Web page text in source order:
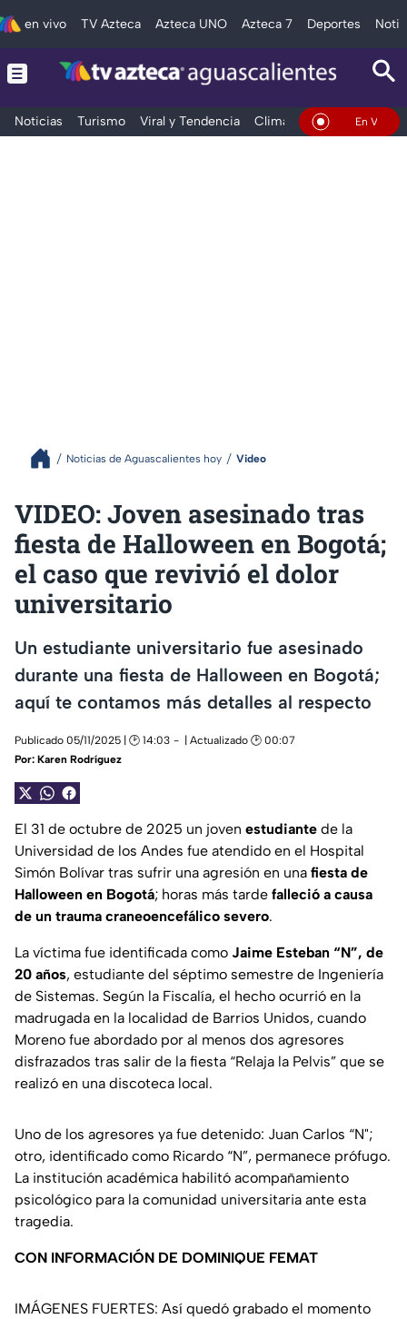
en vivo TV Azteca Azteca UNO Azteca 7 Deportes
Noticias Turismo Viral y Tendencia Clima DeportesEn Vivo
Noticias de Aguascalientes hoy Video
VIDEO: Joven asesinado tras
fiesta de Halloween en Bogotá;
el caso que revivió el dolor
universitario
Un estudiante universitario fue asesinado
durante una fiesta de Halloween en Bogotá;
aquí te contamos más detalles al respecto
Publicado 05/11/2025 | 🕑 14:03
| Actualizado 🕑 00:07
Por: Karen Rodríguez
El 31 de octubre de 2025 un joven estudiante de la
Universidad de los Andes fue atendido en el Hospital
Simón Bolívar tras sufrir una agresión en una fiesta de
Halloween en Bogotá; horas más tarde falleció a causa
de un trauma craneoencefálico severo.
La víctima fue identificada como Jaime Esteban “N”, de
20 años, estudiante del séptimo semestre de Ingeniería
de Sistemas. Según la Fiscalía, el hecho ocurrió en la
madrugada en la localidad de Barrios Unidos, cuando
Moreno fue abordado por al menos dos agresores
disfrazados tras salir de la fiesta “Relaja la Pelvis” que se
realizó en una discoteca local.
Uno de los agresores ya fue detenido: Juan Carlos “N";
otro, identificado como Ricardo “N”, permanece prófugo.
La institución académica habilitó acompañamiento
psicológico para la comunidad universitaria ante esta
tragedia.
CON INFORMACIÓN DE DOMINIQUE FEMAT
IMÁGENES FUERTES: Así quedó grabado el momento